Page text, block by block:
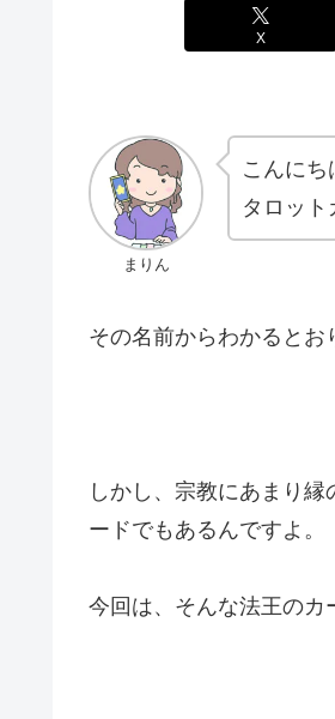
X
まりん
こんにち
タロット
その名前からわかるとお
しかし、宗教にあまり
ードでもあるんですよ。
今回は、そんな法王のカ